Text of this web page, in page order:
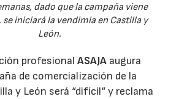
dado que la campaña viene
se iniciará la vendimia en Castilla y
León.
profesionalASAJA augura
de comercialización de la
y León será “difícil“ y reclama